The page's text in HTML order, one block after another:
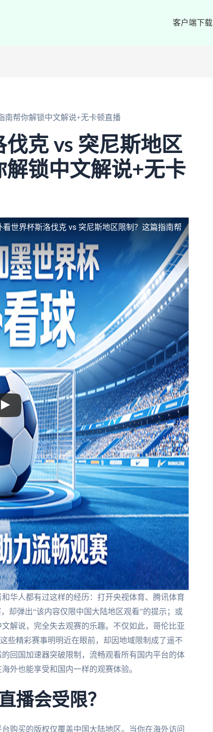
客户端下载
南帮你解锁中文解说+无卡顿直播
克 vs 突尼斯地区
解锁中文解说+无卡
看世界杯斯洛伐克 vs 突尼斯地区限制？这篇指南帮
华人都有过这样的经历：打开央视体育、腾讯体育
却弹出“该内容仅限中国大陆地区观看”的提示；或
解说，完全失去观赛的乐趣。不仅如此，哥伦比亚
些精彩赛事明明近在眼前，却因地域限制成了遥不
回国加速器突破限制，流畅观看所有国内平台的体
外也能享受和国内一样的观赛体验。
播会受限？
购买的版权仅覆盖中国大陆地区。当你在海外访问